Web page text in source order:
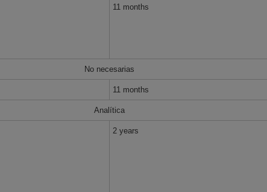
11 months
No necesarias
11 months
Analítica
2 years